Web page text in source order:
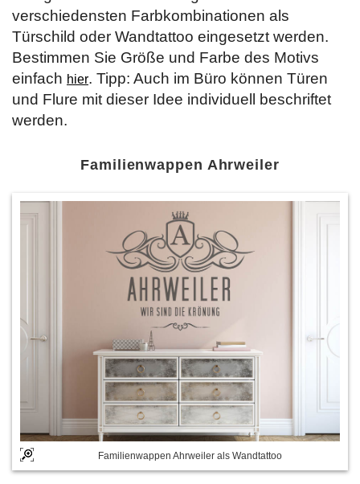
verschiedensten Farbkombinationen als
Türschild oder Wandtattoo eingesetzt werden.
Bestimmen Sie Größe und Farbe des Motivs
einfach hier. Tipp: Auch im Büro können Türen
und Flure mit dieser Idee individuell beschriftet
werden.
Familienwappen Ahrweiler
Familienwappen Ahrweiler als Wandtattoo